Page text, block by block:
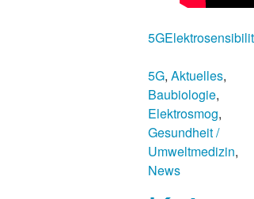
5G
5G, Aktuelles,
Baubiologie,
Elektrosmog,
Gesundheit /
Umweltmedizin,
News